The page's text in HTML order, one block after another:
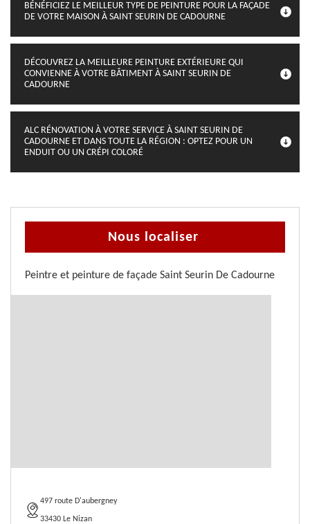
BÉNÉFICIEZ LE MEILLEUR TYPE DE PEINTURE POUR LA FAÇADE
DE VOTRE MAISON À SAINT SEURIN DE CADOURNE
DÉCOUVREZ LA MEILLEURE PEINTURE EXTÉRIEURE QUI
CONVIENNE À VOTRE BÂTIMENT À SAINT SEURIN DE
CADOURNE
ALC RÉNOVATION À VOTRE SERVICE À SAINT SEURIN DE
CADOURNE ET DANS TOUTE LA RÉGION : OPTEZ POUR UN
ENDUIT OU UN CRÉPI COLORÉ
Nous localiser
Peintre et peinture de façade Saint Seurin De Cadourne
497 route D'aubergney
33430 Le Nizan